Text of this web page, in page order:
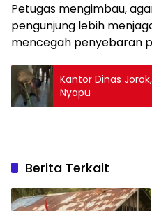
Petugas mengimbau,
pengunjung lebih
mencegah penyebaran
Kantor Dinas
Nyapu
Berita Terkait